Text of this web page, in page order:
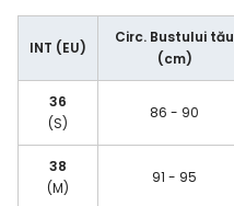
INT (EU)
Circ. Bustului tău
(cm)
36
(S)
86 - 90
38
(M)
91 - 95